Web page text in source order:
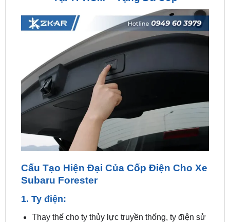
Cấu Tạo Hiện Đại Của Cốp Điện Cho Xe
Subaru Forester
1. Ty điện:
dụng động cơ điện để đóng mở cốp xe.